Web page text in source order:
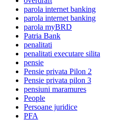
parola internet banking
parola internet banking
parola myBRD
Patria Bank
penalitati
penalitati executare silita
pensie
Pensie privata Pilon 2
Pensie privata pilon 3
pensiuni maramures
People
Persoane juridice
PFA